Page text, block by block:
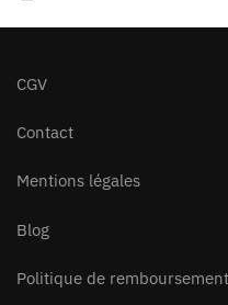
CGV
Contact
Mentions légales
Blog
Politique de remboursement